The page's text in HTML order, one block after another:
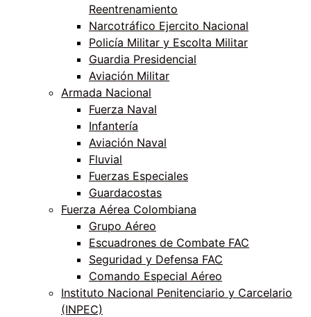
Reentrenamiento
Narcotráfico Ejercito Nacional
Policía Militar y Escolta Militar
Guardia Presidencial
Aviación Militar
Armada Nacional
Fuerza Naval
Infantería
Aviación Naval
Fluvial
Fuerzas Especiales
Guardacostas
Fuerza Aérea Colombiana
Grupo Aéreo
Escuadrones de Combate FAC
Seguridad y Defensa FAC
Comando Especial Aéreo
Instituto Nacional Penitenciario y Carcelario
(INPEC)